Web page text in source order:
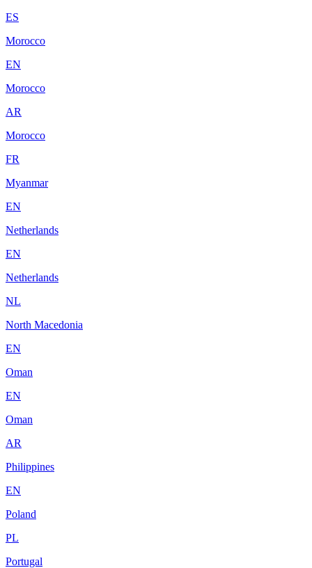
ES
Morocco
EN
Morocco
AR
Morocco
FR
Myanmar
EN
Netherlands
EN
Netherlands
NL
North Macedonia
EN
Oman
EN
Oman
AR
Philippines
EN
Poland
PL
Portugal